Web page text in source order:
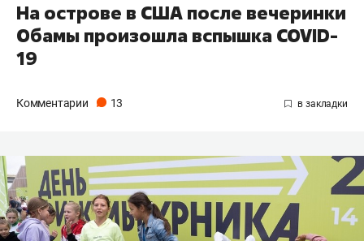
На острове в США после вечеринки
Обамы произошла вспышка COVID-
19
Комментарии 13